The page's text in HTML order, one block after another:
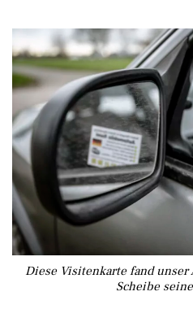
Diese Visitenkarte fand
Scheibe